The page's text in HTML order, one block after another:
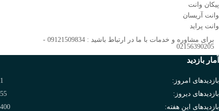
پیکان وانت
وانت آریسان
وانت پراید
برای مشاوره و خدمات با ما در ارتباط باشید : 09121509834 -
02156390205
آمار بازدید
بازدیدهای امروز:
1
بازدیدهای دیروز:
55
بازدیدهای این هفته:
400